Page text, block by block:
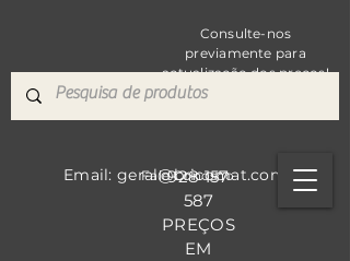
Consulte-nos
previamente para
actualização dos preços!
928 157
587
PREÇOS
EM
Fale Conosco
Email: geral@bricomat.com